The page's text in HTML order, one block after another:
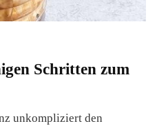
Schritten zum
unkompliziert den